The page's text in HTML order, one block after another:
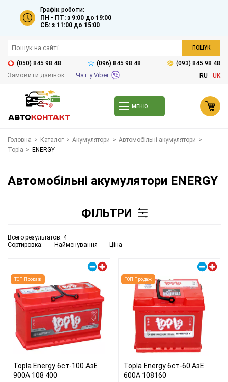
Графік роботи:
ПН - ПТ: з 9:00 до 19:00
СБ: з 11:00 до 15:00
ПОШУК
(050) 845 98 48 (096) 845 98 48 (093) 845 98 48
Замовити дзвінок Чат у Viber RU UK
МЕНЮ
Головна > Каталог > Акумулятори > Автомобільні акумулятори >
Topla > ENERGY
Автомобільні акумулятори ENERGY
ФІЛЬТРИ
Сортировка: Найменування Ціна
Всего результатов: 4
ТОП Продаж
Topla Energy 6ст-100 АзЕ
900A 108 400
ТОП Продаж
Topla Energy 6ст-60 АзЕ
600A 108160